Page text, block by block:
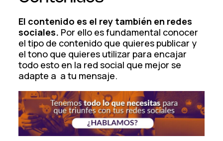
El contenido es el rey también en redes
sociales. Por ello es fundamental conocer
el tipo de contenido que quieres publicar y
el tono que quieres utilizar para encajar
todo esto en la red social que mejor se
adapte a a tu mensaje.